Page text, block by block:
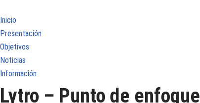
Inicio
Presentación
Objetivos
Noticias
Información
Lytro – Punto de enfoque